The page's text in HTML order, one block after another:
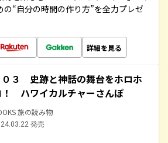
“自分の時間の作り方”を全力プレゼ
詳細を見る
０３ 史跡と神話の舞台をホロホ
！ ハワイカルチャーさんぽ
旅の読み物
発売